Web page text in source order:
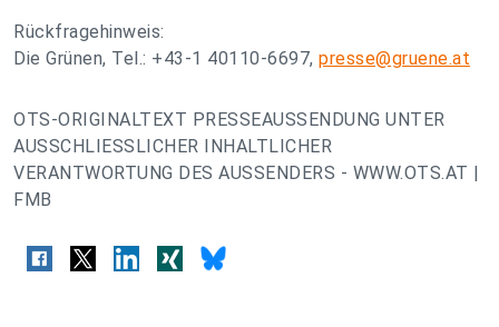
Rückfragehinweis:
Die Grünen, Tel.: +43-1 40110-6697, presse@gruene.at
OTS-ORIGINALTEXT PRESSEAUSSENDUNG UNTER
AUSSCHLIESSLICHER INHALTLICHER
VERANTWORTUNG DES AUSSENDERS - WWW.OTS.AT |
FMB